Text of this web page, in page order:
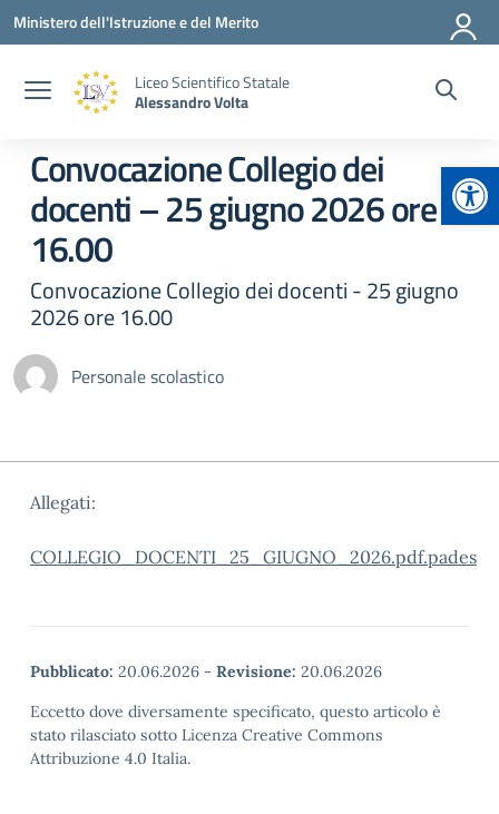
Vai ai contenuti
Vai al menu di navigazione
Vai al footer
Ministero dell'Istruzione e del Merito
Liceo Scientifico Statale
Alessandro Volta
Convocazione Collegio dei
docenti – 25 giugno 2026 ore
16.00
Convocazione Collegio dei docenti - 25 giugno
2026 ore 16.00
Personale scolastico
Allegati:
COLLEGIO_DOCENTI_25_GIUGNO_2026.pdf.pades
Pubblicato: 20.06.2026 - Revisione: 20.06.2026
Eccetto dove diversamente specificato, questo articolo è
stato rilasciato sotto Licenza Creative Commons
Attribuzione 4.0 Italia.